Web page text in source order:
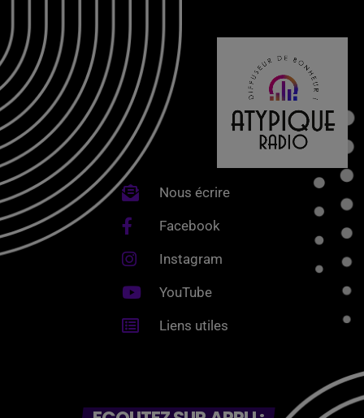
Nous écrire
Facebook
Instagram
YouTube
Liens utiles